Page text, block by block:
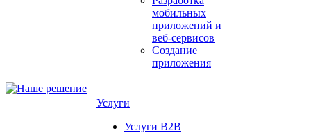
мобильных
приложений и
веб-сервисов
Создание
приложения
Услуги
Услуги B2B